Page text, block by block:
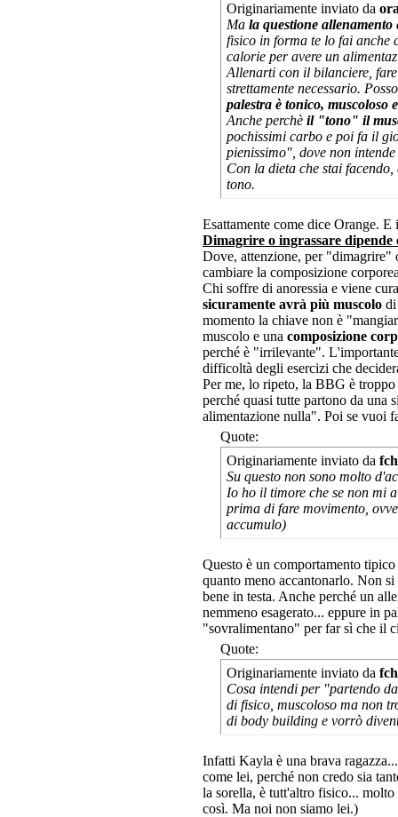
Originariamente inviato da
Ma la questione
fisico in forma te lo fai anche
calorie per avere un
Allenarti con il bilanciere, fare
strettamente necessario.
palestra è tonico, muscoloso
Anche perchè il "tono" il
pochissimi carbo e poi fa il
pienissimo", dove non
Con la dieta che stai
tono.
Esattamente come dice Orange.
Dimagrire o ingrassare dipende
Dove, attenzione, per "dimagrire"
cambiare la composizione
Chi soffre di anoressia e viene
sicuramente avrà più muscolo di
momento la chiave non è
muscolo e una composizione
perché è "irrilevante".
difficoltà degli esercizi che
Per me, lo ripeto, la BBG è troppo
perché quasi tutte partono da una
alimentazione nulla". Poi se vuoi
Quote:
Originariamente inviato da
Su questo non sono molto
Io ho il timore che se non mi
prima di fare movimento,
accumulo)
Questo è un comportamento
quanto meno accantonarlo. Non
bene in testa. Anche perché un
nemmeno esagerato... eppure in
"sovralimentano" per far sì che il
Quote:
Originariamente inviato da
Cosa intendi per "partendo
di fisico, muscoloso ma non
di body building e vorrò
Infatti Kayla è una brava
come lei, perché non credo sia
la sorella, è tutt'altro fisico...
così. Ma noi non siamo lei.)